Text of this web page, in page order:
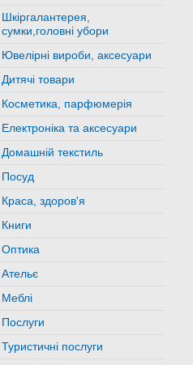
Шкіргалантерея,
сумки,головні убори
Ювелірні вироби, аксесуари
Дитячі товари
Косметика, парфюмерія
Електроніка та аксесуари
Домашній текстиль
Посуд
Краса, здоров'я
Книги
Оптика
Ательє
Меблі
Послуги
Туристичні послуги